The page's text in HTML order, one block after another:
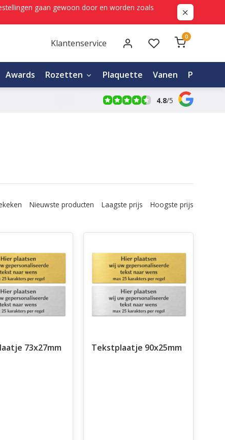
gaan gewoon door en worden zoals
Klantenservice
0
Awards Rozetten Plaquette Vanen
4.8/5
Nieuwste producten Laagste prijs Hoogste prijs
73x27mm Tekstplaatje 90x25mm